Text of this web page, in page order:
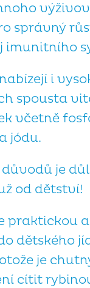
správný
imunitního
i
spousta
včetně
jódu.
je
od dětství!
praktickou
dětského
je
cítit